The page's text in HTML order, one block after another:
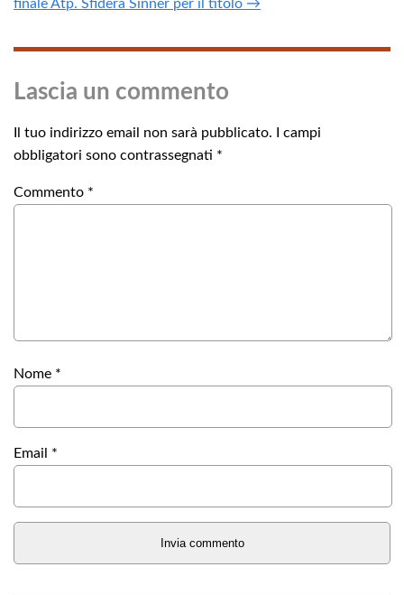
finale Atp. Sfiderà Sinner per il titolo →
Lascia un commento
Il tuo indirizzo email non sarà pubblicato.
I campi
obbligatori sono contrassegnati *
Commento *
Nome *
Email *